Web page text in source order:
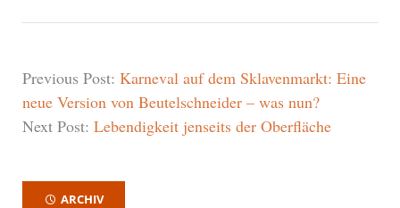
Previous Post: Karneval auf dem Sklavenmarkt: Eine
neue Version von Beutelschneider – was nun?
Next Post: Lebendigkeit jenseits der Oberfläche
ARCHIV